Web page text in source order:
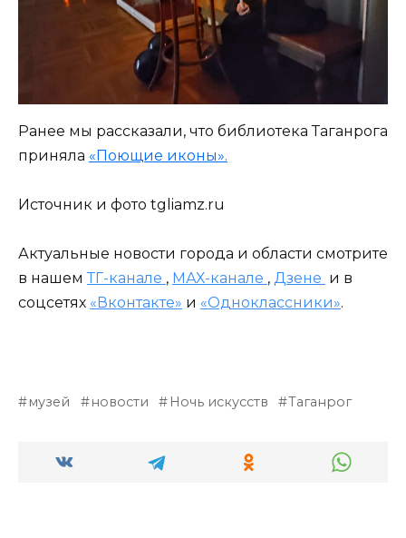
Ранее мы рассказали, что библиотека Таганрога
приняла «Поющие иконы».
Источник и фото tgliamz.ru
Актуальные новости города и области смотрите
в нашем ТГ-канале , МАХ-канале , Дзене и в
соцсетях «Вконтакте» и «Одноклассники».
музей новости Ночь искусств Таганрог